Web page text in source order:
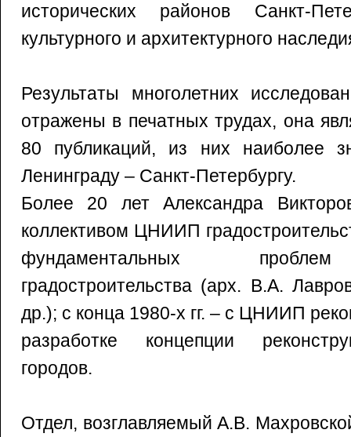
исторических районов Санкт-
культурного и архитектурного
Результаты многолетних
отражены в печатных трудах, она
80 публикаций, из них наиболее
Ленинграду – Санкт-Петербургу.
Более 20 лет Александра
коллективом ЦНИИП
фундаментальных
градостроительства (арх. В.А.
др.); с конца 1980-х гг. – с ЦНИИП
разработке концепции
городов.
Отдел, возглавляемый А.В.